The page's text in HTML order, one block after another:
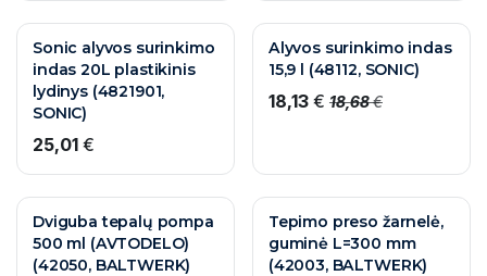
Sonic alyvos surinkimo
indas 20L plastikinis
lydinys (4821901,
SONIC)
25,01 €
Alyvos surinkimo indas
15,9 l (48112, SONIC)
18,13€ 18,68€
Dviguba tepalų pompa
500 ml (AVTODELO)
(42050, BALTWERK)
Tepimo preso žarnelė,
guminė L=300 mm
(42003, BALTWERK)